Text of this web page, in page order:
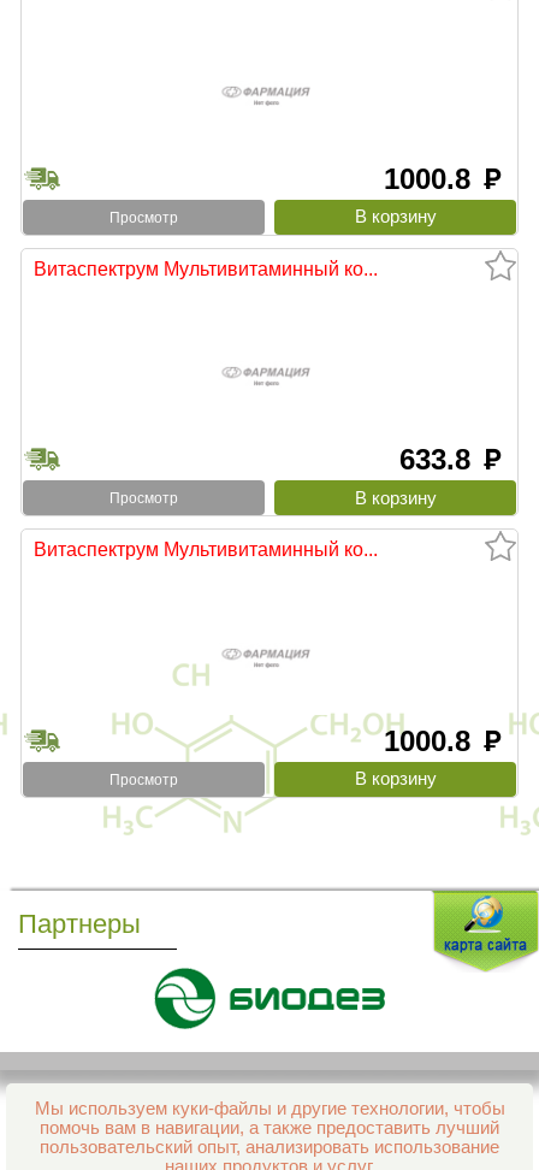
1000.8 руб
Просмотр
Витаспектрум Мультивитаминный ко...
633.8 руб
Просмотр
Витаспектрум Мультивитаминный ко...
1000.8 руб
Просмотр
Партнеры
Мы используем куки-файлы и другие технологии, чтобы
помочь вам в навигации, а также предоставить лучший
пользовательский опыт, анализировать использование
Все права защищены и охраняются законом
© 2013–2026 Интернет-аптека Фармация
support@aptekapenza.ru